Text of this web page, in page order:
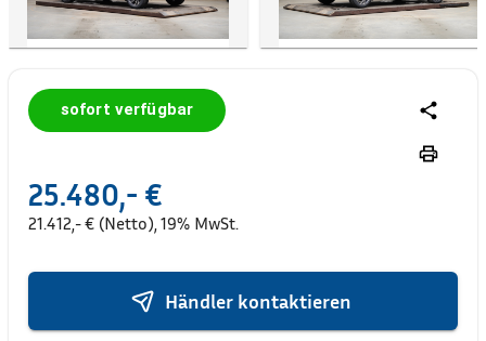
sofort verfügbar
25.480,- €
21.412,- € (Netto), 19% MwSt.
Händler kontaktieren